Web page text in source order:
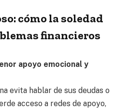
cómo la soledad
financieros
apoyo emocional y
evita hablar de sus deudas o
acceso a redes de apoyo,